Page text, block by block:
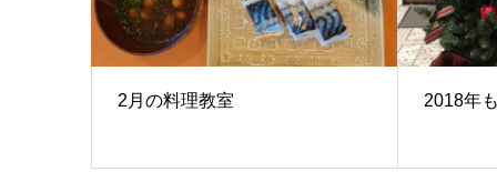
2月の料理教室 2018年